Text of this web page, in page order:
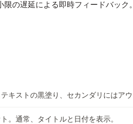
の遅延による即時フィードバック。
キストの黒塗り、セカンダリにはア
。通常、タイトルと日付を表示。